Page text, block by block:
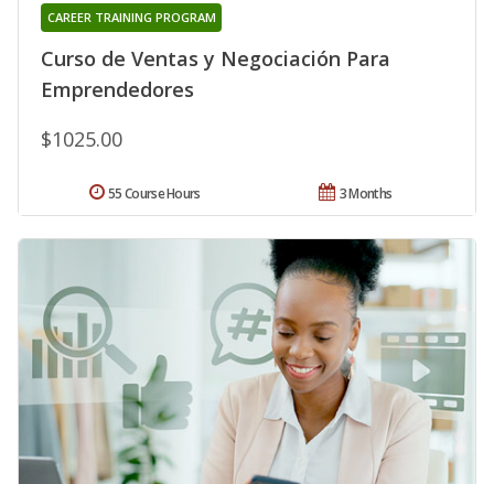
Curso de Ventas y Negociación Para
Emprendedores
CAREER TRAINING PROGRAM
$1025.00
3 Months
55 Course Hours